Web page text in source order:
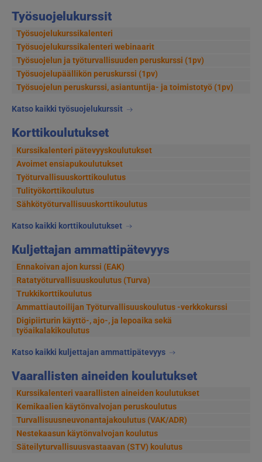
Työsuojelukurssit
Työsuojelukurssikalenteri
Työsuojelukurssikalenteri webinaarit
Työsuojelun ja työturvallisuuden peruskurssi (1pv)
Työsuojelupäällikön peruskurssi (1pv)
Työsuojelun peruskurssi, asiantuntija- ja toimistotyö (1pv)
Katso kaikki työsuojelukurssit
Korttikoulutukset
Kurssikalenteri pätevyyskoulutukset
Avoimet ensiapukoulutukset
Työturvallisuuskorttikoulutus
Tulityökorttikoulutus
Sähkötyöturvallisuuskorttikoulutus
Katso kaikki korttikoulutukset
Kuljettajan ammattipätevyys
Ennakoivan ajon kurssi (EAK)
Ratatyöturvallisuuskoulutus (Turva)
Trukkikorttikoulutus
Ammattiautoilijan Työturvallisuuskoulutus -verkkokurssi
Digipiirturin käyttö-, ajo-, ja lepoaika sekä
työaikalakikoulutus
Katso kaikki kuljettajan ammattipätevyys
Vaarallisten aineiden koulutukset
Kurssikalenteri vaarallisten aineiden koulutukset
Kemikaalien käytönvalvojan peruskoulutus
Turvallisuusneuvonantajakoulutus (VAK/ADR)
Nestekaasun käytönvalvojan koulutus
Säteilyturvallisuusvastaavan (STV) koulutus